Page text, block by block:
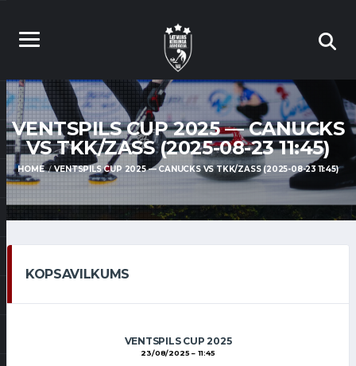
VENTSPILS CUP 2025 — CANUCKS
VS TKK/ZASS (2025-08-23 11:45)
HOME VENTSPILS CUP 2025 — CANUCKS VS TKK/ZASS (2025-08-23 11:45)
KOPSAVILKUMS
VENTSPILS CUP 2025
23/08/2025 11:45